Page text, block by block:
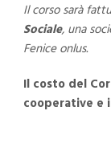
Il corso sarà
Sociale, una
Fenice onlus.
Il costo del
cooperative e